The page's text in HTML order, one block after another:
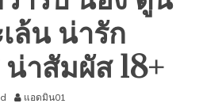
ล้น น่ารัก
าสัมผัส 18+
แอดมิน01